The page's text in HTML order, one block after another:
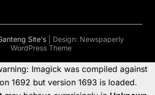
Site's | Design: Newspaperly
WordPress Theme
Imagick was compiled against
1692 but version 1693 is loaded.